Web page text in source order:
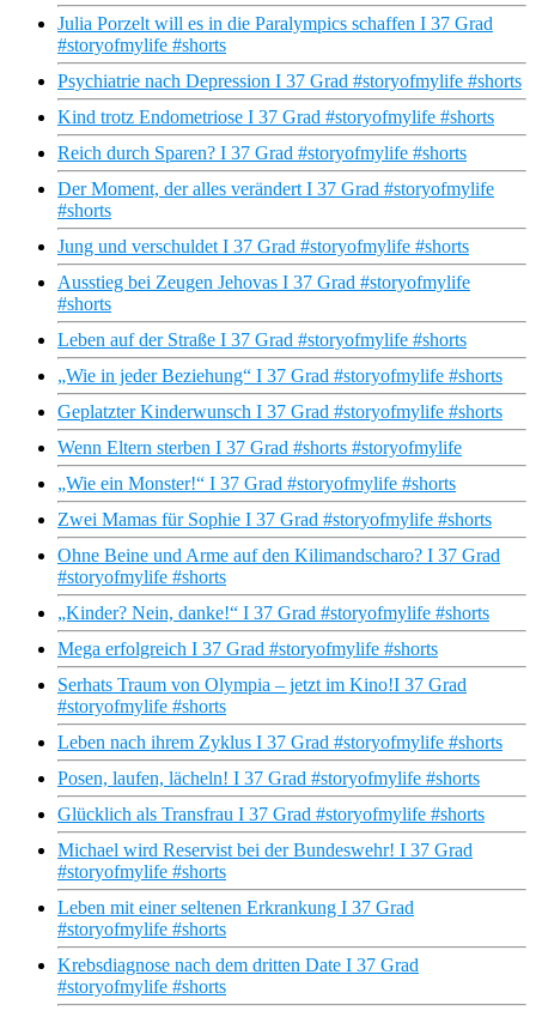
Julia Porzelt will es in die Paralympics schaffen I 37 Grad
#storyofmylife #shorts
Psychiatrie nach Depression I 37 Grad #storyofmylife #shorts
Kind trotz Endometriose I 37 Grad #storyofmylife #shorts
Reich durch Sparen? I 37 Grad #storyofmylife #shorts
Der Moment, der alles verändert I 37 Grad #storyofmylife
#shorts
Jung und verschuldet I 37 Grad #storyofmylife #shorts
Ausstieg bei Zeugen Jehovas I 37 Grad #storyofmylife
#shorts
Leben auf der Straße I 37 Grad #storyofmylife #shorts
„Wie in jeder Beziehung“ I 37 Grad #storyofmylife #shorts
Geplatzter Kinderwunsch I 37 Grad #storyofmylife #shorts
Wenn Eltern sterben I 37 Grad #shorts #storyofmylife
„Wie ein Monster!“ I 37 Grad #storyofmylife #shorts
Zwei Mamas für Sophie I 37 Grad #storyofmylife #shorts
Ohne Beine und Arme auf den Kilimandscharo? I 37 Grad
#storyofmylife #shorts
„Kinder? Nein, danke!“ I 37 Grad #storyofmylife #shorts
Mega erfolgreich I 37 Grad #storyofmylife #shorts
Serhats Traum von Olympia – jetzt im Kino!I 37 Grad
#storyofmylife #shorts
Leben nach ihrem Zyklus I 37 Grad #storyofmylife #shorts
Posen, laufen, lächeln! I 37 Grad #storyofmylife #shorts
Glücklich als Transfrau I 37 Grad #storyofmylife #shorts
Michael wird Reservist bei der Bundeswehr! I 37 Grad
#storyofmylife #shorts
Leben mit einer seltenen Erkrankung I 37 Grad
#storyofmylife #shorts
Krebsdiagnose nach dem dritten Date I 37 Grad
#storyofmylife #shorts